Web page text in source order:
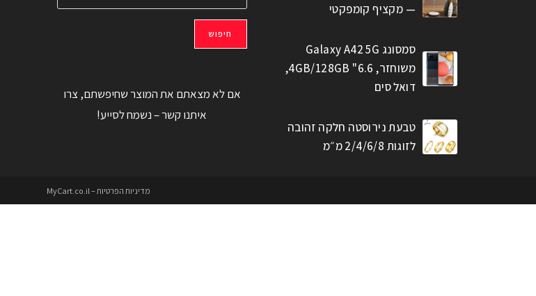
— מקציף קומפקטי
סמסונג Galaxy A42 5G
משוחזר, 6.6" 4GB/128GB,
דואל סים
טבעת נירוסטה חלקה זהובה
לזוגות 2/4/6/8 מ״מ
חיפוש
אם לא מצאתם את המוצר שחיפשתם, צרו
איתנו קשר – נשמח לסייע!
מדיניות הפרטיות – MyCart.co.il